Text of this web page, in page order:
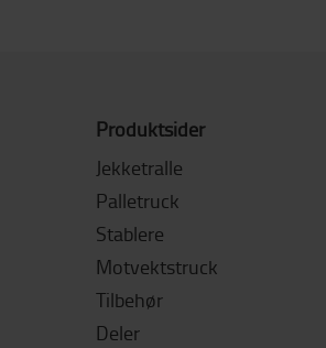
Produktsider
Jekketralle
Palletruck
Stablere
Motvektstruck
Tilbehør
Deler